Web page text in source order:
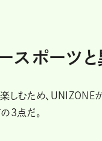
スポーツ
しむため、UNIZONE
3点だ。